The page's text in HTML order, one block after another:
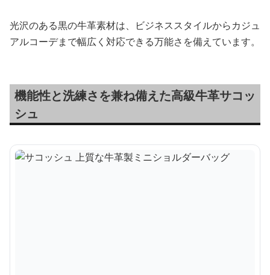
光沢のある黒の牛革素材は、ビジネススタイルからカジュ
アルコーデまで幅広く対応できる万能さを備えています。
機能性と洗練さを兼ね備えた高級牛革サコッ
シュ